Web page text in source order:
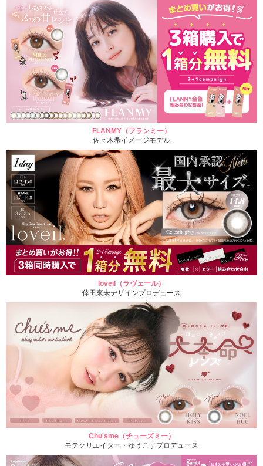
FLANMY（フランミー）
佐々木希イメージモデル
loveil（ラヴェール）
倖田來未デザインプロデュース
Chu'sme（チューズミー）
モテクリエイター・ゆうこすプロデュース